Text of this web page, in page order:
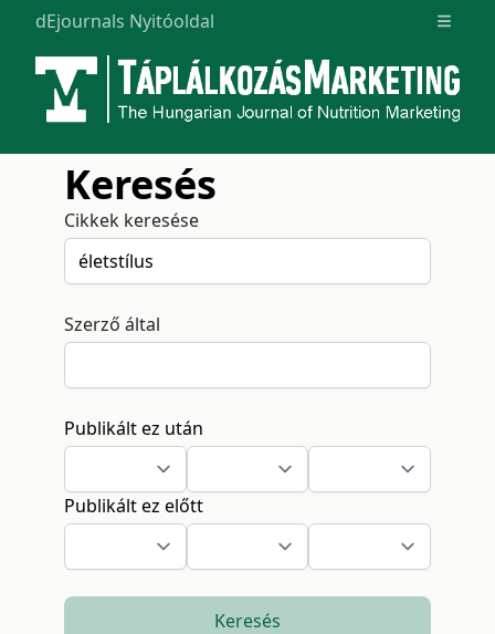
dEjournals Nyitóoldal Open
Keresés
Cikkek keresése
Szerző által
Publikált ez után
Publikált ez előtt
Keresés